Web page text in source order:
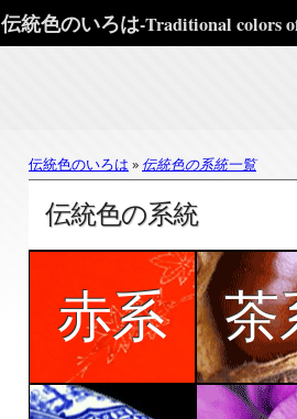
伝統色のいろは-Traditional colors
伝統色のいろは 伝統色の系統一覧
伝統色の系統
赤系 茶